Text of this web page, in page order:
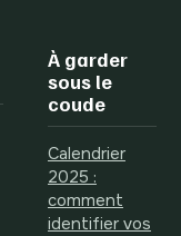
pour
erreurs
À garder
sous le
coude
Calendrier
2025 :
comment
identifier vos